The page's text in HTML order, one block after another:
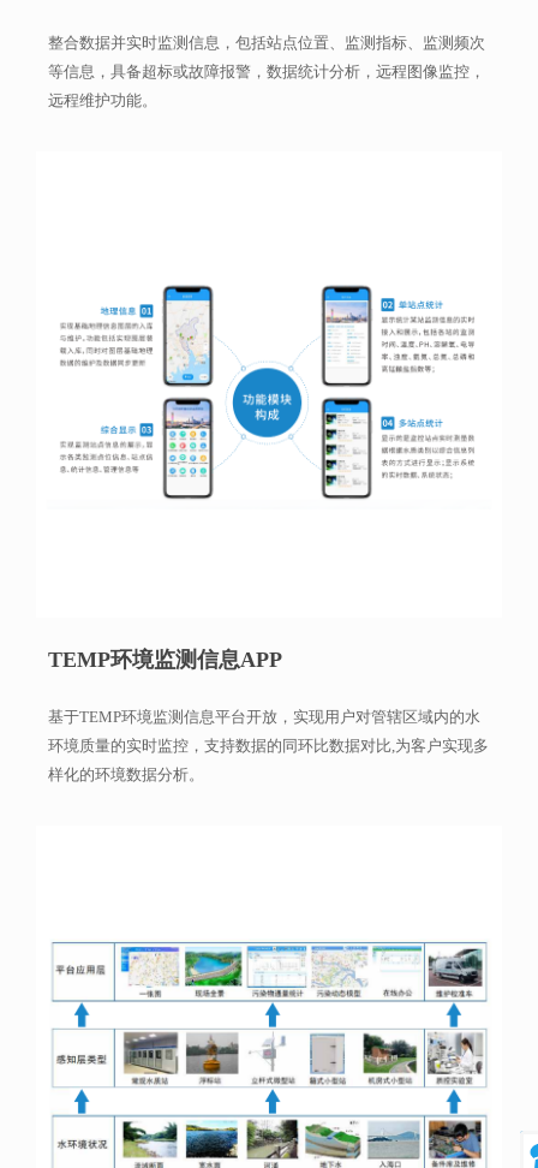
整合数据并实时监测信息，包括站点位置、监测指标、监测频次
等信息，具备超标或故障报警，数据统计分析，远程图像监控，
远程维护功能。
TEMP环境监测信息APP
基于TEMP环境监测信息平台开放，实现用户对管辖区域内的水
环境质量的实时监控，支持数据的同环比数据对比,为客户实现多
样化的环境数据分析。